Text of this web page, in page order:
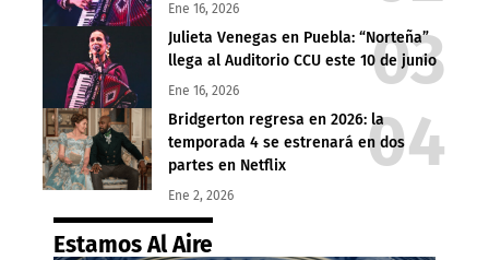
Ene 16, 2026
Julieta Venegas en Puebla: “Norteña”
llega al Auditorio CCU este 10 de junio
Ene 16, 2026
Bridgerton regresa en 2026: la
temporada 4 se estrenará en dos
partes en Netflix
Ene 2, 2026
Estamos Al Aire